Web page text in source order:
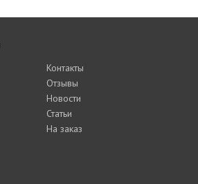
Контакты
Отзывы
Новости
Статьи
На заказ